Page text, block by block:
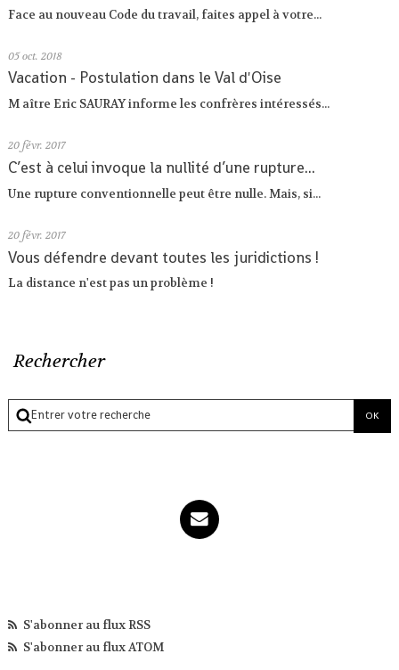
Face au nouveau Code du travail, faites appel à votre...
05 oct. 2018
Vacation - Postulation dans le Val d'Oise
M aître Eric SAURAY informe les confrères intéressés...
20 févr. 2017
C’est à celui invoque la nullité d’une rupture...
Une rupture conventionnelle peut être nulle. Mais, si...
20 févr. 2017
Vous défendre devant toutes les juridictions !
La distance n'est pas un problème !
Rechercher
S'abonner au flux RSS
S'abonner au flux ATOM